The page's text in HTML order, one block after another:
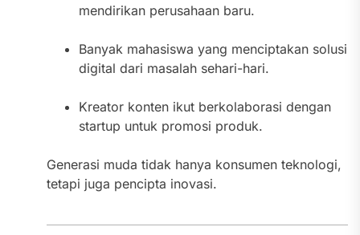
mendirikan perusahaan baru.
Banyak mahasiswa yang menciptakan solusi
digital dari masalah sehari-hari.
Kreator konten ikut berkolaborasi dengan
startup untuk promosi produk.
Generasi muda tidak hanya konsumen teknologi,
tetapi juga pencipta inovasi.